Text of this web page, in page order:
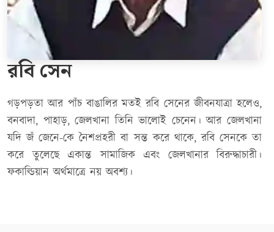
রবি সেন
গড়পড়তা আর পাঁচ বাঙালির মতই রবি সেনের জীবনযাত্রা হলেও,
বনবাদা, পাহাড়, জেলখানা তিনি ভালোই চেনেন। আর জেলখানা
যদি জঁ জেনে-কে নৈশপ্রহরী বা সন্ত করে থাকে, রবি সেনকে তা
করে তুলেছে একান্ত সামাজিক এবং জেলখানার বিরুদ্ধাচারী।
ফকাল্ডিয়ান অর্থমাত্রে নয় অবশ্য।